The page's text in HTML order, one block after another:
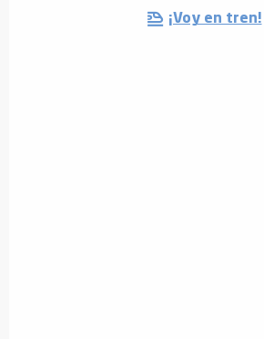
¡Voy en tren!